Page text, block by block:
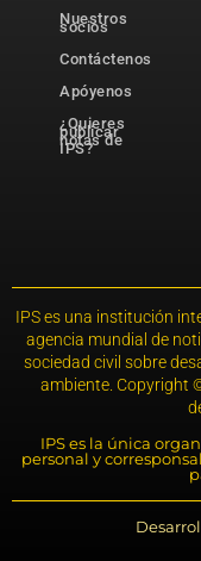
Nuestros
socios
Contáctenos
Apóyenos
¿Quieres
publicar
notas de
IPS?
IPS es una institución
agencia mundial de
sociedad civil sobre
ambiente. Copyright
IPS es la única
personal y